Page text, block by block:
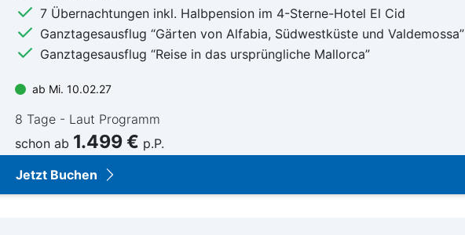
7 Übernachtungen inkl. Halbpension im 4-Sterne-Hotel El Cid
Ganztagesausflug “Gärten von Alfabia, Südwestküste und Valdemossa”
Ganztagesausflug “Reise in das ursprüngliche Mallorca”
ab Mi. 10.02.27
8 Tage - Laut Programm
schon ab 1.499 € p.P.
Jetzt Buchen